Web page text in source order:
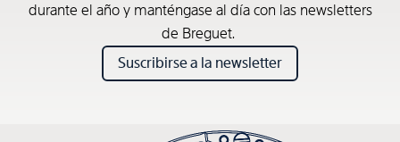
durante el año y manténgase al día con las newsletters
de Breguet.
Suscribirse a la newsletter